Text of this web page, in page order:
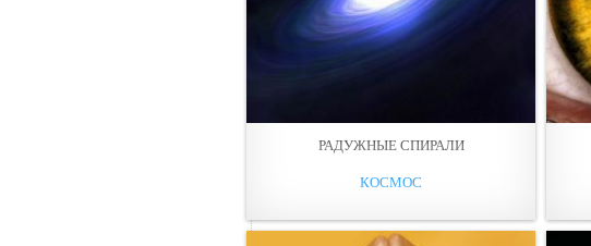
РАДУЖНЫЕ СПИРАЛИ
КОСМОС